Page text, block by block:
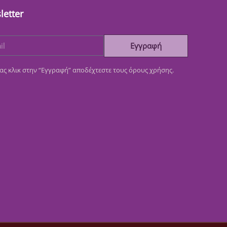
Εγγραφή
κλικ στην “Εγγραφή” αποδέχτεστε τους όρους χρήσης.